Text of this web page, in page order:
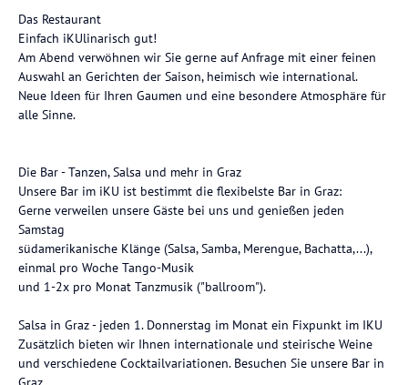
Das Restaurant
Einfach iKUlinarisch gut!
Am Abend verwöhnen wir Sie gerne auf Anfrage mit einer feinen
Auswahl an Gerichten der Saison, heimisch wie international.
Neue Ideen für Ihren Gaumen und eine besondere Atmosphäre für
alle Sinne.
Die Bar - Tanzen, Salsa und mehr in Graz
Unsere Bar im iKU ist bestimmt die flexibelste Bar in Graz:
Gerne verweilen unsere Gäste bei uns und genießen jeden
Samstag
südamerikanische Klänge (Salsa, Samba, Merengue, Bachatta,...),
einmal pro Woche Tango-Musik
und 1-2x pro Monat Tanzmusik ("ballroom").
Salsa in Graz - jeden 1. Donnerstag im Monat ein Fixpunkt im IKU
Zusätzlich bieten wir Ihnen internationale und steirische Weine
und verschiedene Cocktailvariationen. Besuchen Sie unsere Bar in